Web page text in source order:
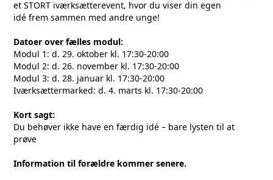
et STORT iværksætterevent, hvor du viser din egen
idé frem sammen med andre unge!
Datoer over fælles modul:
Modul 1: d. 29. oktober kl. 17:30-20:00
Modul 2: d. 26. november kl. 17:30-20:00
Modul 3: d. 28. januar kl. 17:30-20:00
Iværksættermarked: d. 4. marts kl. 17:30-20:00
Kort sagt:
Du behøver ikke have en færdig idé – bare lysten til at
prøve
Information til forældre kommer senere.